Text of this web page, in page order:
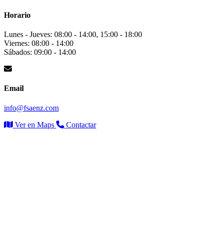
Horario
Lunes - Jueves: 08:00 - 14:00, 15:00 - 18:00
Viernes: 08:00 - 14:00
Sábados: 09:00 - 14:00
Email
info@fsaenz.com
Ver en Maps
Contactar